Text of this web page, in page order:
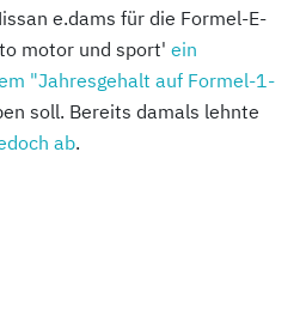
e.dams für die Formel-E-
motor und sport' ein
"Jahresgehalt auf Formel-1-
soll. Bereits damals lehnte
ab.